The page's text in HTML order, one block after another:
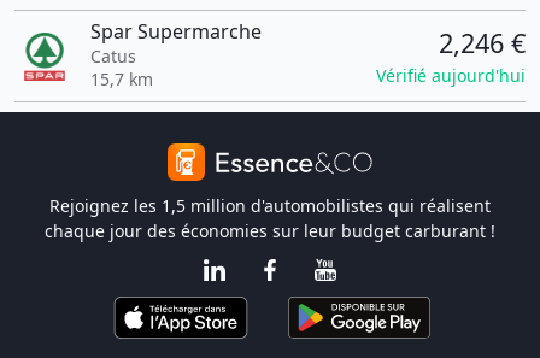
Spar Supermarche
Catus
15,7 km
2,246 €
Vérifié aujourd'hui
Rejoignez les 1,5 million d'automobilistes qui réalisent
chaque jour des économies sur leur budget carburant !